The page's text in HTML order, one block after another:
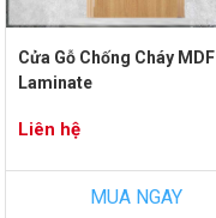
Cửa Gỗ Chống Cháy MDF
Laminate
Liên hệ
MUA NGAY